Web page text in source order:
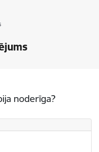
noderīga?